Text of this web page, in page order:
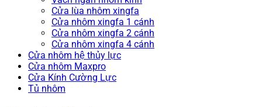
Cửa lùa nhôm xingfa
Cửa nhôm xingfa 1 cánh
Cửa nhôm xingfa 2 cánh
Cửa nhôm xingfa 4 cánh
Cửa nhôm hệ thủy lực
Cửa nhôm Maxpro
Cửa Kính Cường Lực
Tủ nhôm